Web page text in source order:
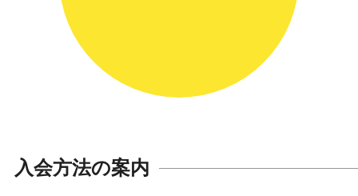
入会方法の案内